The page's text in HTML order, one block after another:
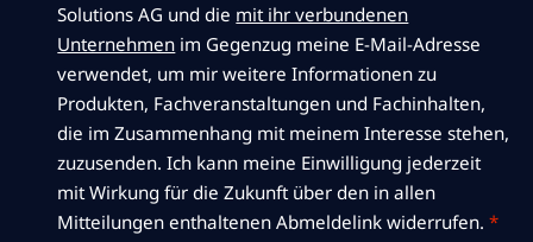
Solutions AG und die mit ihr verbundenen
Unternehmen im Gegenzug meine E-Mail-Adresse
verwendet, um mir weitere Informationen zu
Produkten, Fachveranstaltungen und Fachinhalten,
die im Zusammenhang mit meinem Interesse stehen,
zuzusenden. Ich kann meine Einwilligung jederzeit
mit Wirkung für die Zukunft über den in allen
Mitteilungen enthaltenen Abmeldelink widerrufen. *